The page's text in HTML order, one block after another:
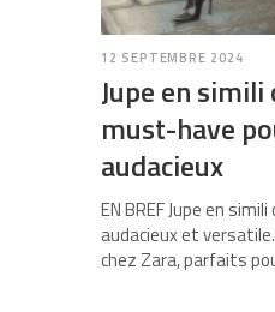
12 SEPTEMBRE 2024
Jupe en simili
must-have
audacieux
EN BREF Jupe en
audacieux et
chez Zara, parfaits